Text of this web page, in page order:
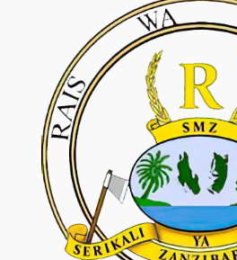
Juni
Ardhi
katika
Rais
Baraza
2026,
Benki
ulioongozwa na Mkurugenzi
Rais wa
Baraza